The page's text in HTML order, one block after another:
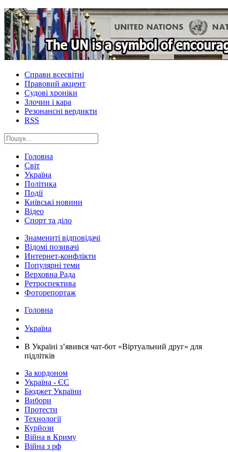
Справи всесвітні
Правовий акцент
Судові хроніки
Злочин і кара
Резонансні вердикти
RSS
Головна
Світ
Україна
Політика
Події
Київські новини
Відео
Спорт та діло
Знамениті відповідачі
Відомі позивачі
Интернет-конфлікти
Популярні теми
Верховна Рада
Ретроспектива
Фоторепортаж
Головна
Україна
​В Україні з’явився чат-бот «Віртуальний друг» для
підлітків
За кордоном
Україна - ЄС
Бюджет України
Вибори
Протести
Технології
Курйози
Війна в Криму
Війна з рф